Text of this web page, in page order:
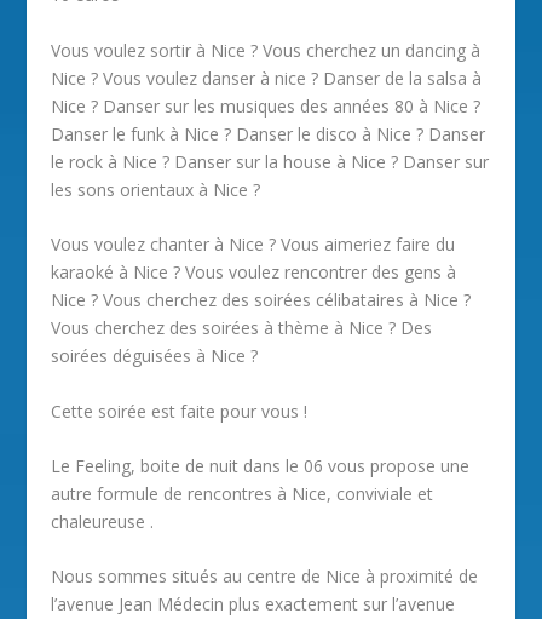
Vous voulez sortir à Nice ? Vous cherchez un dancing à
Nice ? Vous voulez danser à nice ? Danser de la salsa à
Nice ? Danser sur les musiques des années 80 à Nice ?
Danser le funk à Nice ? Danser le disco à Nice ? Danser
le rock à Nice ? Danser sur la house à Nice ? Danser sur
les sons orientaux à Nice ?
Vous voulez chanter à Nice ? Vous aimeriez faire du
karaoké à Nice ? Vous voulez rencontrer des gens à
Nice ? Vous cherchez des soirées célibataires à Nice ?
Vous cherchez des soirées à thème à Nice ? Des
soirées déguisées à Nice ?
Cette soirée est faite pour vous !
Le Feeling, boite de nuit dans le 06 vous propose une
autre formule de rencontres à Nice, conviviale et
chaleureuse .
Nous sommes situés au centre de Nice à proximité de
l’avenue Jean Médecin plus exactement sur l’avenue